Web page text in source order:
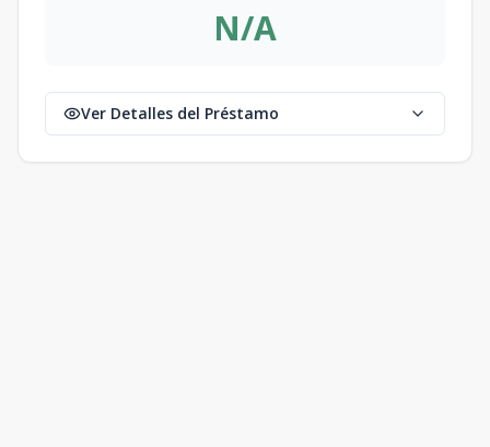
N/A
Ver Detalles del Préstamo